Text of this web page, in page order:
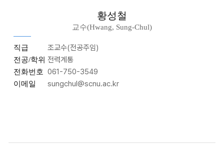
황성철
교수(Hwang, Sung-Chul)
직급 조교수(전공주임)
전공/학위 전력계통
전화번호 061-750-3549
이메일 sungchul@scnu.ac.kr